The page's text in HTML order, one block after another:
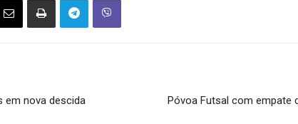
em nova descida
Póvoa Futsal com empate